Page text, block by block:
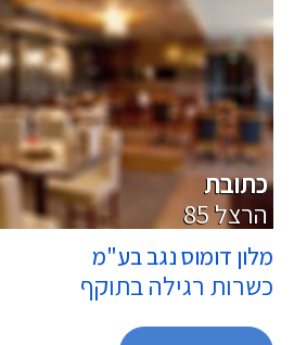
מטבחי מוסדות / בתי מלון
כתובת
85 הרצל
מלון דומוס נגב בע"מ
כשרות רגילה בתוקף